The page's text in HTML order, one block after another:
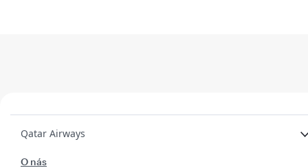
Qatar Airways
O nás